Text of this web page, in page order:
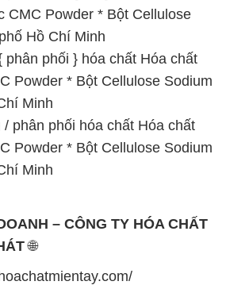
CMC Powder * Bột Cellulose
Hồ Chí Minh
phân phối } hóa chất Hóa chất
Powder * Bột Cellulose Sodium
Minh
phân phối hóa chất Hóa chất
Powder * Bột Cellulose Sodium
Minh
– CÔNG TY HÓA CHẤT
🌐